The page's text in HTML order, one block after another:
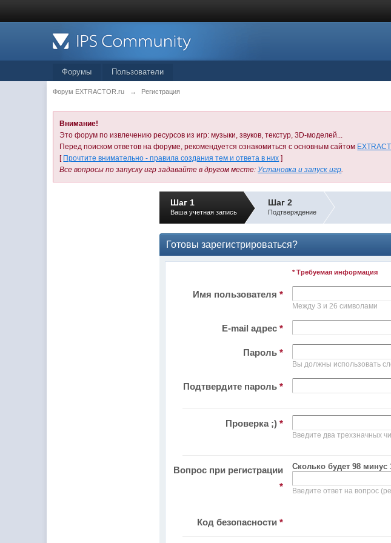
Форумы Пользователи
Форум EXTRACTOR.ru → Регистрация
Внимание!
Это форум по извлечению ресурсов из игр: музыки, звуков, текстур, 3D-моделей...
Перед поиском ответов на форуме, рекомендуется ознакомиться с основным сайтом
[ Прочтите внимательно - правила создания тем и ответа в них ]
Все вопросы по запуску игр задавайте в другом месте:Установка и запуск игр.
Шаг 1
Ваша учетная запись
Шаг 2
Подтверждение
Готовы зарегистрироваться?
* Требуемая информация
Имя пользователя *
Между 3 и 26 символами
E-mail адрес *
Пароль *
Вы должны использовать
Подтвердите пароль *
Проверка ;) *
Введите два трехзначных
Вопрос при регистрации
*
Сколько будет 98 минус
Введите ответ на вопрос
Код безопасности *